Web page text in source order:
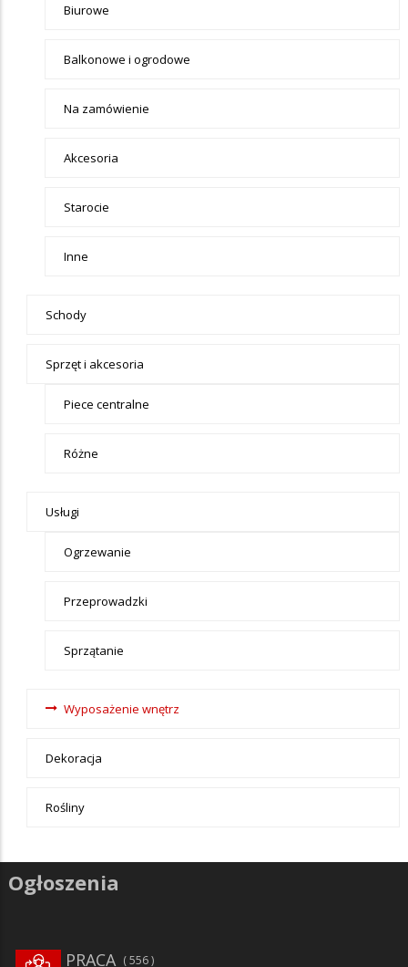
Biurowe
Balkonowe i ogrodowe
Na zamówienie
Akcesoria
Starocie
Inne
Schody
Sprzęt i akcesoria
Piece centralne
Różne
Usługi
Ogrzewanie
Przeprowadzki
Sprzątanie
Wyposażenie wnętrz
Dekoracja
Rośliny
Ogłoszenia
PRACA 556